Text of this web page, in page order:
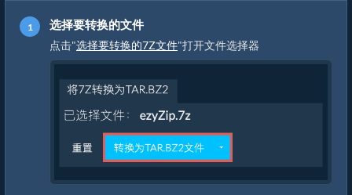
选择要转换的文件
点击"选择要转换的7Z文件"打开文件选择器